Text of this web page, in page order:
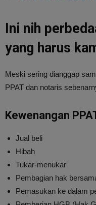
Ini nih
yang harus
Meski sering dianggap
PPAT dan notaris
Kewenangan
Jual beli
Hibah
Tukar-menukar
Pembagian hak
Pemasukan ke dalam